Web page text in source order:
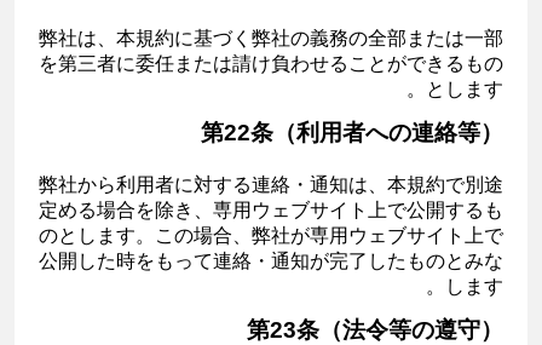
弊社は、本規約に基づく弊社の義務の全部または一部
を第三者に委任または請け負わせることができるもの
とします。
第22条（利用者への連絡等）
弊社から利用者に対する連絡・通知は、本規約で別途
定める場合を除き、専用ウェブサイト上で公開するも
のとします。この場合、弊社が専用ウェブサイト上で
公開した時をもって連絡・通知が完了したものとみな
します。
第23条（法令等の遵守）